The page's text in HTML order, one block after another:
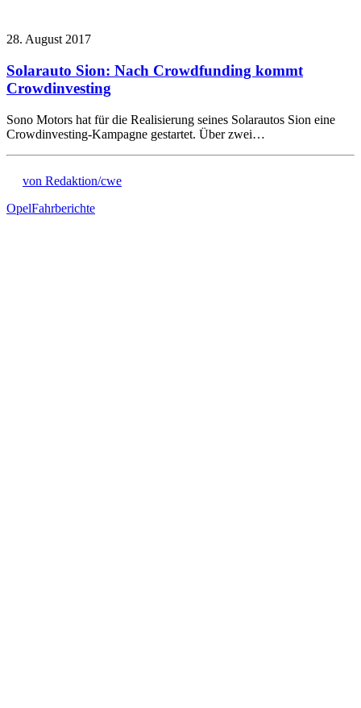
28. August 2017
Solarauto Sion: Nach Crowdfunding kommt
Crowdinvesting
Sono Motors hat für die Realisierung seines Solarautos Sion eine
Crowdinvesting-Kampagne gestartet. Über zwei…
von Redaktion/cwe
OpelFahrberichte